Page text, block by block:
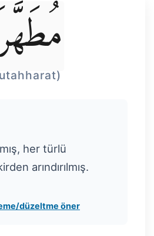
her türlü
arındırılmış.
düzeltme öner